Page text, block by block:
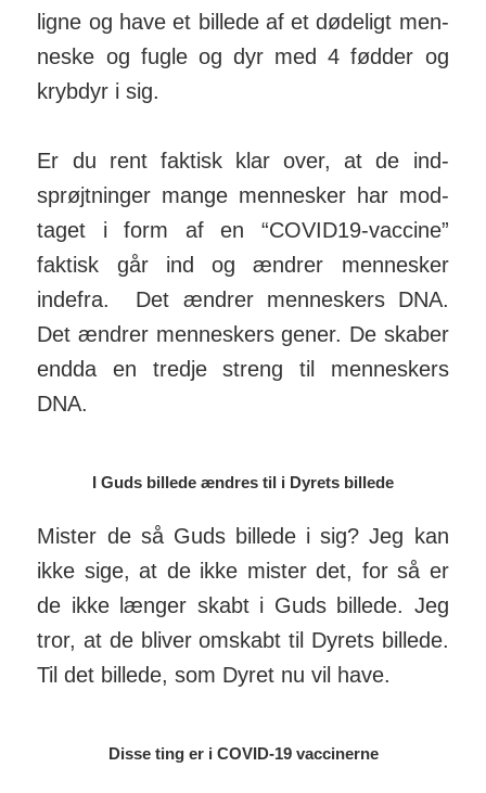
ligne og have et bil­lede af et dødeligt men­
neske og fugle og dyr med 4 fødder og
kryb­dyr i sig.
Er du rent faktisk klar over, at de ind­­
sprøjt­­ninger mange men­­nesker har mod­­
taget i form af en “COVID19-vac­cine”
faktisk går ind og æn­drer men­­nesker
indefra. Det æn­drer men­­nes­­kers DNA.
Det æn­drer men­­neskers gener. De skaber
endda en tredje streng til men­neskers
DNA.
I Guds billede ændres til i Dyrets billede
Mister de så Guds billede i sig? Jeg kan
ikke sige, at de ikke mister det, for så er
de ikke længer skabt i Guds billede. Jeg
tror, at de bliver om­skabt til Dyrets billede.
Til det billede, som Dyret nu vil have.
Disse ting er i COVID-19 vaccinerne